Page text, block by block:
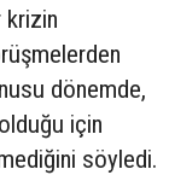
krizin
dönemde,
için
söyledi.